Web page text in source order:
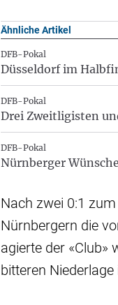
Ähnliche Artikel
DFB-Pokal
Düsseldorf im
DFB-Pokal
Drei Zweitligisten
DFB-Pokal
Nürnberger
Nach zwei 0:1
Nürnbergern die
agierte der «Club»
bitteren